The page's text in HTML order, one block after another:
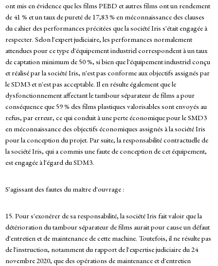
ont mis en évidence que les films PEBD et autres films ont un rendement
de 41 % et un taux de pureté de 17,83 % en méconnaissance des clauses
du cahier des performances précitées que la société Iris s'était engagée à
respecter. Selon l'expert judiciaire, les performances normalement
attendues pour ce type d'équipement industriel correspondent à un taux
de captation minimum de 50 %, si bien que l'équipement industriel conçu
et réalisé par la société Iris, n'est pas conforme aux objectifs assignés par
le SDM3 et n'est pas acceptable. Il en résulte également que le
dysfonctionnement affectant le tambour séparateur de films a pour
conséquence que 59 % des films plastiques valorisables sont envoyés au
refus, par erreur, ce qui conduit à une perte économique pour le SMD3
en méconnaissance des objectifs économiques assignés à la société Iris
pour la conception du projet. Par suite, la responsabilité contractuelle de
la société Iris, qui a commis une faute de conception de cet équipement,
est engagée à l'égard du SDM3.
S'agissant des fautes du maître d'ouvrage :
15. Pour s'exonérer de sa responsabilité, la société Iris fait valoir que la
détérioration du tambour séparateur de films aurait pour cause un défaut
d'entretien et de maintenance de cette machine. Toutefois, il ne résulte pas
de l'instruction, notamment du rapport de l'expertise judiciaire du 24
novembre 2020, que des opérations de maintenance et d'entretien